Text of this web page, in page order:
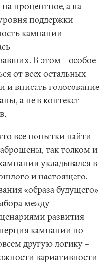
процентное, а на
поддержки
кампании
В этом – особое
от всех остальных
вписать голосование
а не в контекст
все попытки найти
так толком и
укладывался в
и настоящего.
«образа будущего»
между
развития
кампании по
другую логику –
вариативности